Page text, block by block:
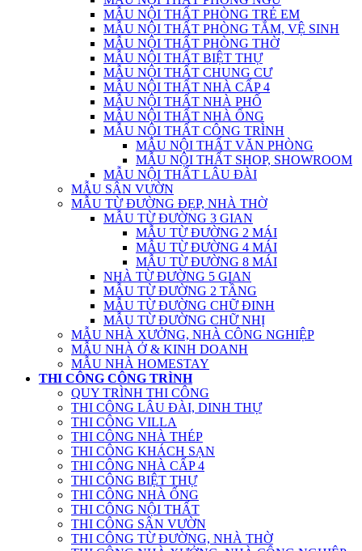
MẪU NỘI THẤT PHÒNG TRẺ EM
MẪU NỘI THẤT PHÒNG TẮM, VỆ SINH
MẪU NỘI THẤT PHÒNG THỜ
MẪU NỘI THẤT BIỆT THỰ
MẪU NỘI THẤT CHUNG CƯ
MẪU NỘI THẤT NHÀ CẤP 4
MẪU NỘI THẤT NHÀ PHỐ
MẪU NỘI THẤT NHÀ ỐNG
MẪU NỘI THẤT CÔNG TRÌNH
MẪU NỘI THẤT VĂN PHÒNG
MẪU NỘI THẤT SHOP, SHOWROOM
MẪU NỘI THẤT LÂU ĐÀI
MẪU SÂN VƯỜN
MẪU TỪ ĐƯỜNG ĐẸP, NHÀ THỜ
MẪU TỪ ĐƯỜNG 3 GIAN
MẪU TỪ ĐƯỜNG 2 MÁI
MẪU TỪ ĐƯỜNG 4 MÁI
MẪU TỪ ĐƯỜNG 8 MÁI
NHÀ TỪ ĐƯỜNG 5 GIAN
MẪU TỪ ĐƯỜNG 2 TẦNG
MẪU TỪ ĐƯỜNG CHỮ ĐINH
MẪU TỪ ĐƯỜNG CHỮ NHỊ
MẪU NHÀ XƯỞNG, NHÀ CÔNG NGHIỆP
MẪU NHÀ Ở & KINH DOANH
MẪU NHÀ HOMESTAY
THI CÔNG CÔNG TRÌNH
QUY TRÌNH THI CÔNG
THI CÔNG LÂU ĐÀI, DINH THỰ
THI CÔNG VILLA
THI CÔNG NHÀ THÉP
THI CÔNG KHÁCH SẠN
THI CÔNG NHÀ CẤP 4
THI CÔNG BIỆT THỰ
THI CÔNG NHÀ ỐNG
THI CÔNG NỘI THẤT
THI CÔNG SÂN VƯỜN
THI CÔNG TỪ ĐƯỜNG, NHÀ THỜ